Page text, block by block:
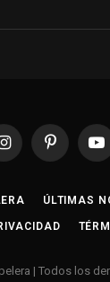
InstagramPinterest
ÚLTIMAS
| Todos los